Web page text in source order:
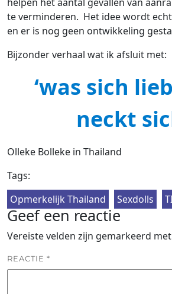
helpen het aantal gevallen van
te verminderen. Het idee wordt
en er is nog geen ontwikkeling
Bijzonder verhaal wat ik afsluit met:
‘was sich
neckt
Olleke Bolleke in Thailand
Tags:
Opmerkelijk Thailand
Sexdolls
Geef een reactie
Vereiste velden zijn gemarkeerd met
REACTIE *